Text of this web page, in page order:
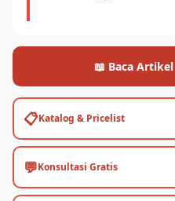
📖 Baca
📋Katalog & Pricelist
💬Konsultasi Gratis